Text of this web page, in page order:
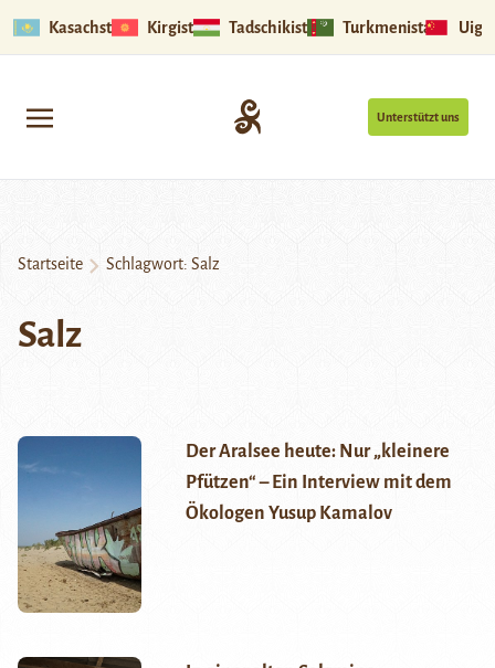
Kasachstan Kirgistan Tadschikistan Turkmenistan
Unterstützt uns
Startseite Schlagwort: Salz
Salz
Der Aralsee heute: Nur „kleinere
Pfützen“ – Ein Interview mit dem
Ökologen Yusup Kamalov